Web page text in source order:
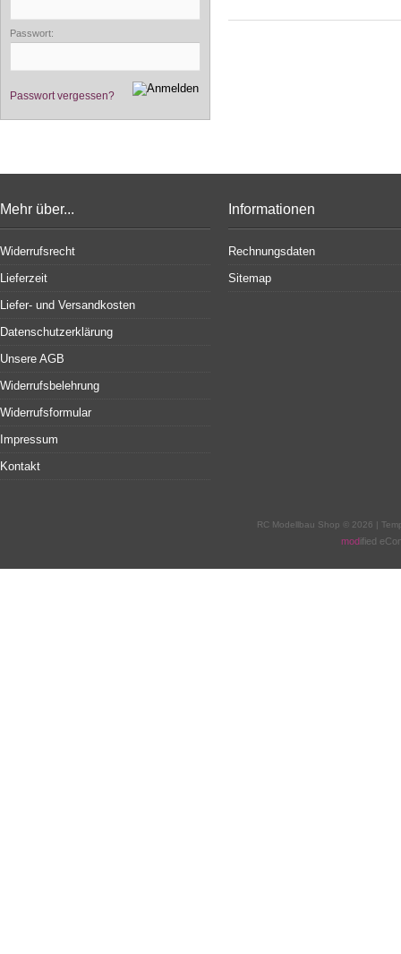
Passwort:
Passwort vergessen?
Mehr über...
Widerrufsrecht
Lieferzeit
Liefer- und Versandkosten
Datenschutzerklärung
Unsere AGB
Widerrufsbelehrung
Widerrufsformular
Impressum
Kontakt
Informationen
Rechnungsdaten
Sitemap
RC Modellbau Shop © 2026 |
modified